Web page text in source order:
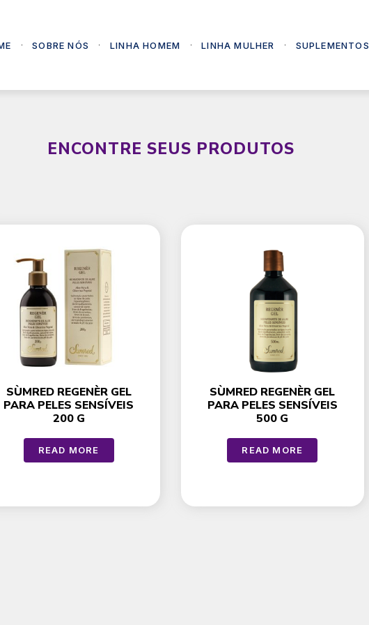
SOBRE NÓS LINHA HOMEM LINHA MULHER SUPLEMENTOS
ENCONTRE SEUS PRODUTOS
SÙMRED REGENÈR GEL
PARA PELES SENSÍVEIS
200 G
READ MORE
SÙMRED REGENÈR GEL
PARA PELES SENSÍVEIS
500 G
READ MORE